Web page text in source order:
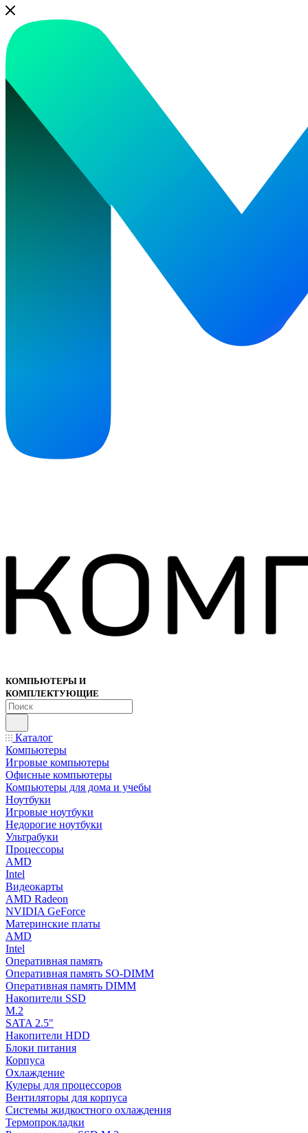
КОМПЬЮТЕРЫ И
КОМПЛЕКТУЮЩИЕ
Каталог
Компьютеры
Игровые компьютеры
Офисные компьютеры
Компьютеры для дома и учебы
Ноутбуки
Игровые ноутбуки
Недорогие ноутбуки
Ультрабуки
Процессоры
AMD
Intel
Видеокарты
AMD Radeon
NVIDIA GeForce
Материнские платы
AMD
Intel
Оперативная память
Оперативная память SO-DIMM
Оперативная память DIMM
Накопители SSD
M.2
SATA 2.5"
Накопители HDD
Блоки питания
Корпуса
Охлаждение
Кулеры для процессоров
Вентиляторы для корпуса
Системы жидкостного охлаждения
Термопрокладки